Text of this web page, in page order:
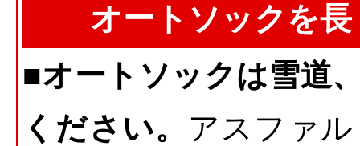
オートソックを
■オートソックは雪道
ください。
アスファ